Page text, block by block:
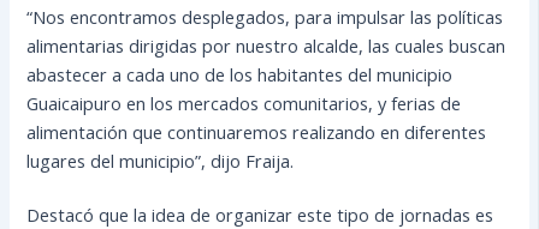
“Nos encontramos desplegados, para impulsar las políticas
alimentarias dirigidas por nuestro alcalde, las cuales buscan
abastecer a cada uno de los habitantes del municipio
Guaicaipuro en los mercados comunitarios, y ferias de
alimentación que continuaremos realizando en diferentes
lugares del municipio”, dijo Fraija.
Destacó que la idea de organizar este tipo de jornadas es